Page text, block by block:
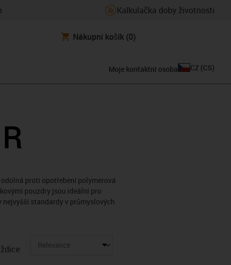
Kalkulačka doby životnosti
Nákupní košík (0)
Moje kontaktní osoba CZ (CS)
proti opotřebení polymerová
pouzdry jsou ideální pro
standardy v průmyslových